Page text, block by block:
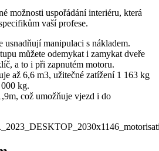
možnosti uspořádání interiéru, která
vaší profese.
usnadňují manipulaci s nákladem.
můžete odemykat i zamykat dveře
a to i při zapnutém motoru.
až 6,6 m3, užitečné zatížení 1 163 kg
kg.
což umožňuje vjezd i do